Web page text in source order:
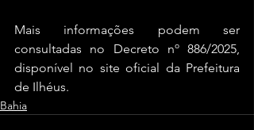
Mais informações podem ser
consultadas no Decreto nº 886/2025,
disponível no site oficial da Prefeitura
de Ilhéus.
Bahia